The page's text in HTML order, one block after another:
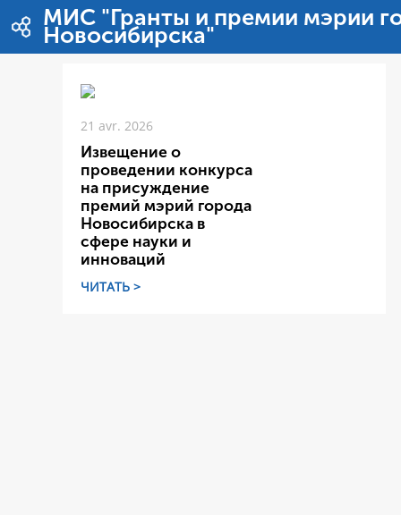
Saut au contenu
МИС "Гранты и премии мэрии
Новосибирска"
21 avr. 2026
Извещение о
проведении конкурса
на присуждение
премий мэрий города
Новосибирска в
сфере науки и
инноваций
ЧИТАТЬ >